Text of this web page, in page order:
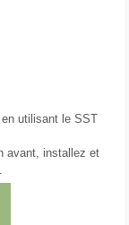
utilisant le SST
avant, installez et